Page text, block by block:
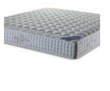
LISTU
ŽELJA